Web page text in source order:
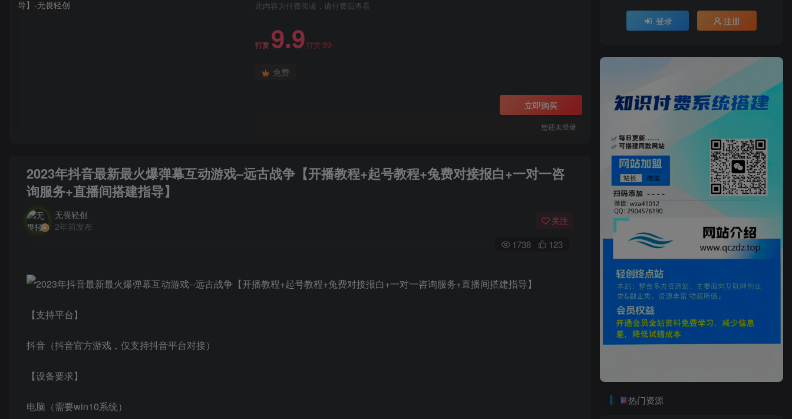
此内容为付费阅读，请付费后查看
打赏 9.9打赏99
免费
立即购买
您还未登录
2023年抖音最新最火爆弹幕互动游戏–远古战争【开播教程+起号教程+兔费对接报白+一对一咨
询服务+直播间搭建指导】
无畏轻创
2年前发布
关注
1738 123
【支持平台】
抖音（抖音官方游戏，仅支持抖音平台对接）
【设备要求】
电脑（需要win10系统）
登录 注册
热门资源